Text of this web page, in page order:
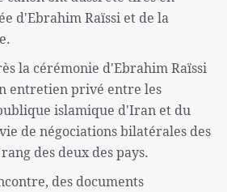
d'Ebrahim Raïssi et de la
la cérémonie d'Ebrahim Raïssi
entretien privé entre les
islamique d'Iran et du
de négociations bilatérales des
des deux des pays.
des documents